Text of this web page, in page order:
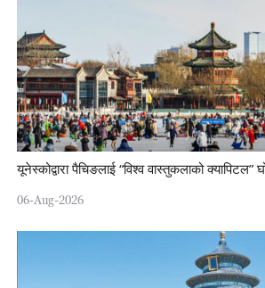
यूनेस्कोद्वारा पैचिङलाई “विश्व वास्तुकलाको क्यापिटल”
06-Aug-2026